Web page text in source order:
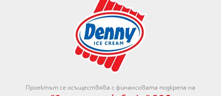
Проектът се осъществява с финансовата подкрепа на